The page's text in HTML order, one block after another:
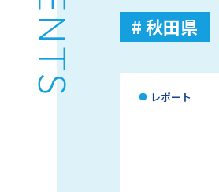
# 秋田県
レポート